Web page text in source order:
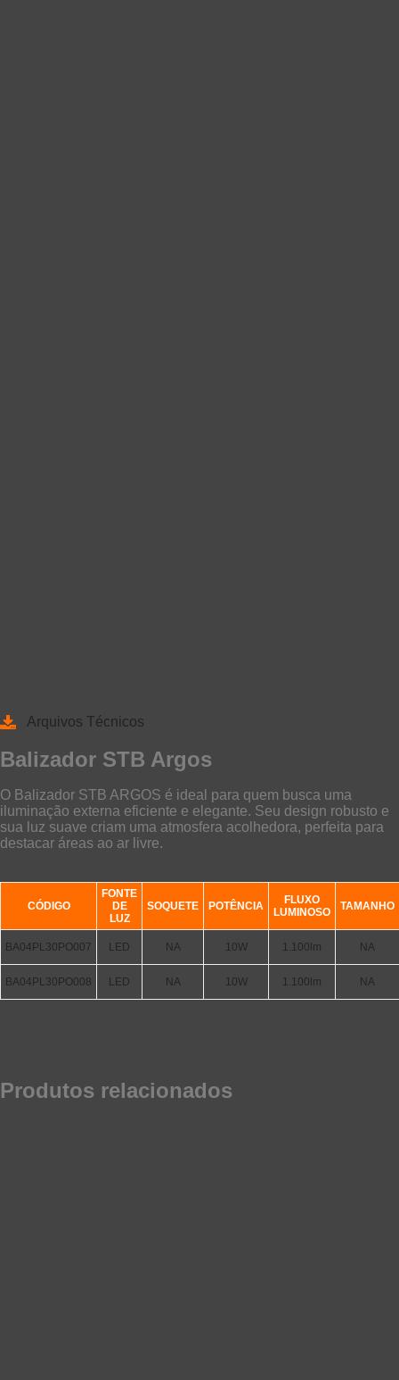
Arquivos Técnicos
Balizador STB Argos
O Balizador STB ARGOS é ideal para quem busca uma
iluminação externa eficiente e elegante. Seu design robusto e
sua luz suave criam uma atmosfera acolhedora, perfeita para
destacar áreas ao ar livre.
CÓDIGO
FONTE
DE
LUZ
SOQUETE POTÊNCIA
FLUXO
LUMINOSO
TAMANHO
BA04PL30PO007 LED NA 10W 1.100lm NA
BA04PL30PO008 LED NA 10W 1.100lm NA
Produtos relacionados